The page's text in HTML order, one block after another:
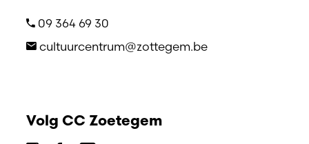
09 364 69 30
cultuurcentrum@zottegem.be
Volg CC Zoetegem